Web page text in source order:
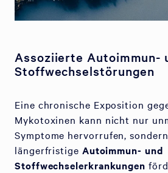
Assoziierte Autoimmun-
Stoffwechselstörungen
Eine chronische Exposition
Mykotoxinen kann nicht nur
Symptome hervorrufen,
längerfristige Autoimmun- und
Stoffwechselerkrankungen